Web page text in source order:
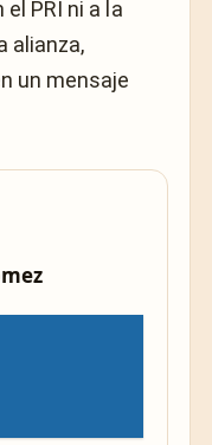
PRI ni a la
alianza,
un mensaje